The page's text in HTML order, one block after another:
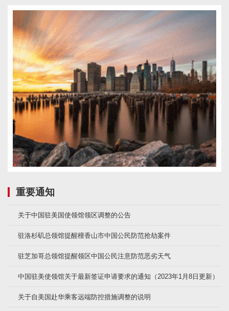
重要通知
关于中国驻美国使领馆领区调整的公告
驻洛杉矶总领馆提醒檀香山市中国公民防范抢劫案件
驻芝加哥总领馆提醒领区中国公民注意防范恶劣天气
中国驻美使领馆关于最新签证申请要求的通知（2023年1月8日更新）
关于自美国赴华乘客远端防控措施调整的说明